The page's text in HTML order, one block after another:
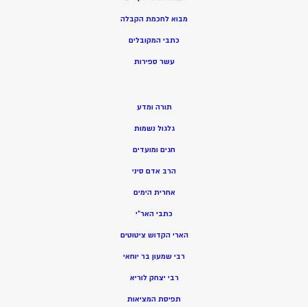
מבוא לחכמת הקבלה
כתבי המקובלים
עשר ספירות
תורה ומדע
גלגול נשמות
חגים ומועדים
הרב אדם סיני
אחרית הימים
כתבי האר”י
הארי הקדוש ציטוטים
רבי שמעון בר יוחאי
רבי יצחק לוריא
תפיסת המציאות